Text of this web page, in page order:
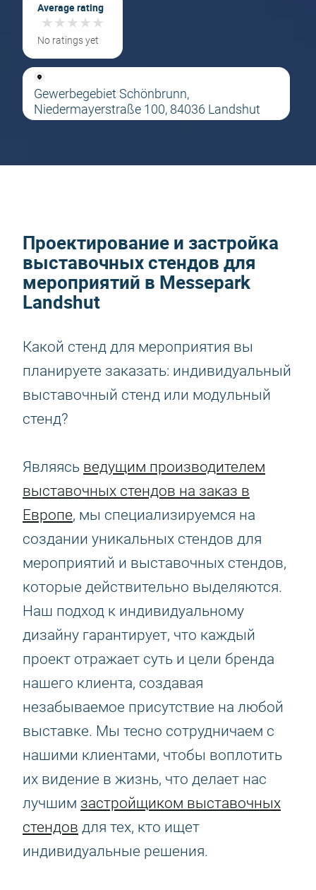
Average rating
★★★★★
★★★★★
No ratings yet
Gewerbegebiet Schönbrunn,
Niedermayerstraße 100, 84036 Landshut
Проектирование и застройка
выставочных стендов для
мероприятий в Messepark
Landshut
Какой стенд для мероприятия вы
планируете заказать: индивидуальный
выставочный стенд или модульный
стенд?
Являясь ведущим производителем
выставочных стендов на заказ в
Европе, мы специализируемся на
создании уникальных стендов для
мероприятий и выставочных стендов,
которые действительно выделяются.
Наш подход к индивидуальному
дизайну гарантирует, что каждый
проект отражает суть и цели бренда
нашего клиента, создавая
незабываемое присутствие на любой
выставке. Мы тесно сотрудничаем с
нашими клиентами, чтобы воплотить
их видение в жизнь, что делает нас
лучшим застройщиком выставочных
стендов для тех, кто ищет
индивидуальные решения.